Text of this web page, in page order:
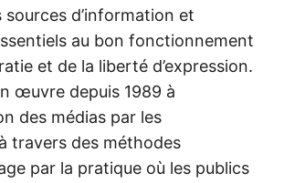
sources d’information et
au bon fonctionnement
et de la liberté d’expression.
œuvre depuis 1989 à
des médias par les
travers des méthodes
par la pratique où les publics